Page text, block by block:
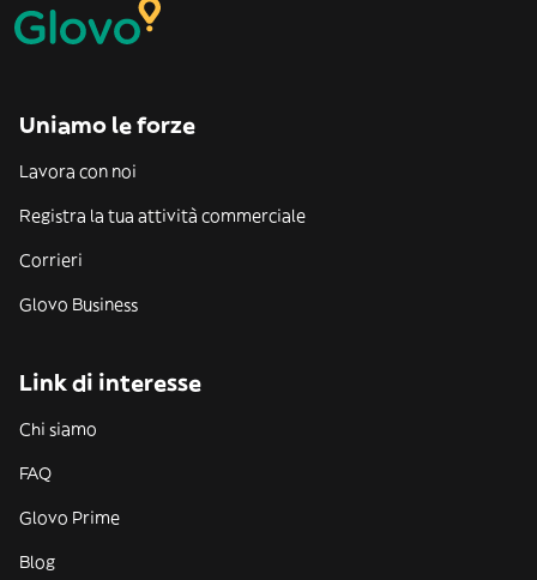
Uniamo le forze
Lavora con noi
Registra la tua attività commerciale
Corrieri
Glovo Business
Link di interesse
Chi siamo
FAQ
Glovo Prime
Blog